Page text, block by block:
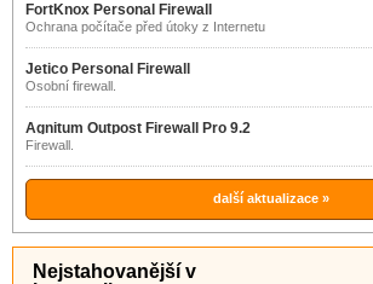
FortKnox Personal Firewall
23.0.800
Ochrana počítače před útoky z Internetu
Jetico Personal Firewall
2.1.0.14.2481
Osobní firewall.
Agnitum Outpost Firewall Pro 9.2
Firewall.
další aktualizace »
Nejstahovanější v